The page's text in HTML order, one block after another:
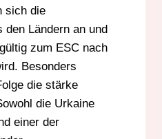
sich die
den Ländern an und
zum ESC nach
Besonders
die stärke
die Urkaine
einer der